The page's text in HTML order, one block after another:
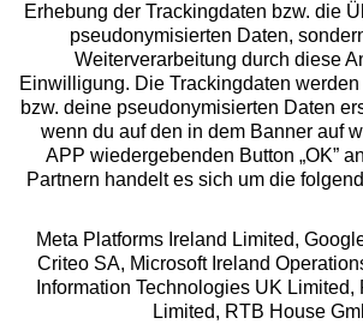
Über uns
Rechtliches
Alle Preise inkl. MwSt., zzgl.
Versandkosten
** Bonität vorausgesetzt, berechtigt zur Bonitätsprüfung
Erhebung der Trackingdaten bzw. die
pseudonymisierten Daten,
Weiterverarbeitung durch diese
Einwilligung. Die Trackingdaten
bzw. deine pseudonymisierten Daten
wenn du auf den in dem Banner auf
APP wiedergebenden Button „OK”
Partnern handelt es sich um die
Meta Platforms Ireland Limited,
Criteo SA, Microsoft Ireland
Information Technologies UK
Limited, RTB House